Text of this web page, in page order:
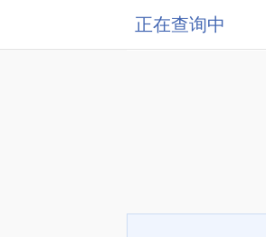
正在查询中